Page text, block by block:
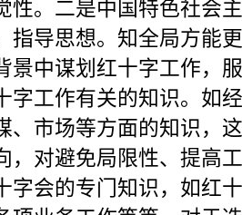
性。二是中国特色社会
指导思想。知全局方能
景中谋划红十字工作，
字工作有关的知识。如
、市场等方面的知识，
，对避免局限性、提高
字会的专门知识，如红